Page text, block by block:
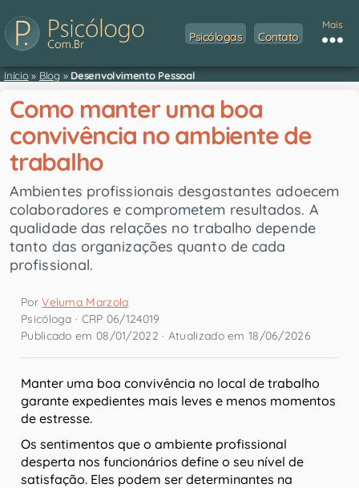
Psicólogas Contato
Mais
Início» Blog» Desenvolvimento Pessoal
Como manter uma boa
convivência no ambiente de
trabalho
Ambientes profissionais desgastantes adoecem
colaboradores e comprometem resultados. A
qualidade das relações no trabalho depende
tanto das organizações quanto de cada
profissional.
PorVeluma Marzola
Psicóloga · CRP 06/124019
Publicado em 08/01/2022 · Atualizado em 18/06/2026
Manter uma boa convivência no local de trabalho
garante expedientes mais leves e menos momentos
de estresse.
Os sentimentos que o ambiente profissional
desperta nos funcionários define o seu nível de
satisfação. Eles podem ser determinantes na